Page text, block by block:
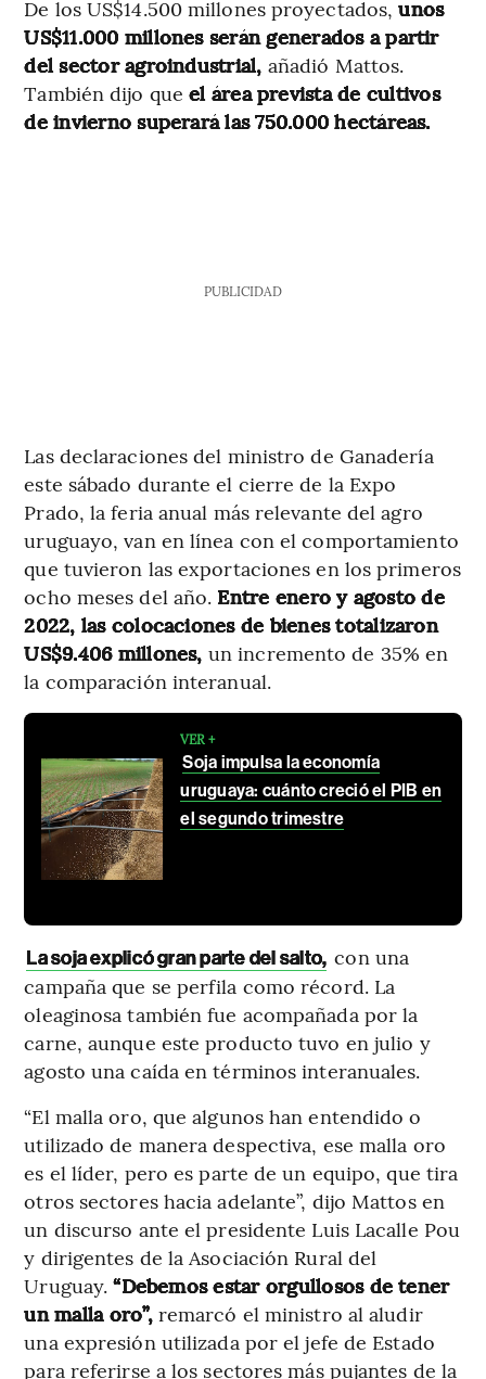
De los US$14.500 millones proyectados,unos
US$11.000 millones serán generados a partir
del sector agroindustrial, añadió Mattos.
También dijo queel área prevista de cultivos
de invierno superará las 750.000 hectáreas.
PUBLICIDAD
Las declaraciones del ministro de Ganadería
este sábado durante el cierre de la Expo
Prado, la feria anual más relevante del agro
uruguayo, van en línea con el comportamiento
que tuvieron las exportaciones en los primeros
ocho meses del año. Entre enero y agosto de
2022, las colocaciones de bienes totalizaron
US$9.406 millones, un incremento de 35% en
la comparación interanual.
VER +
Soja impulsa la economía
uruguaya: cuánto creció el PIB en
el segundo trimestre
La soja explicó gran parte del salto, con una
campaña que se perfila como récord. La
oleaginosa también fue acompañada por la
carne, aunque este producto tuvo en julio y
agosto una caída en términos interanuales.
“El malla oro, que algunos han entendido o
utilizado de manera despectiva, ese malla oro
es el líder, pero es parte de un equipo, que tira
otros sectores hacia adelante”, dijo Mattos en
un discurso ante el presidente Luis Lacalle Pou
y dirigentes de la Asociación Rural del
Uruguay.“Debemos estar orgullosos de tener
un malla oro”,remarcó el ministro al aludir
una expresión utilizada por el jefe de Estado
para referirse a los sectores más pujantes de la